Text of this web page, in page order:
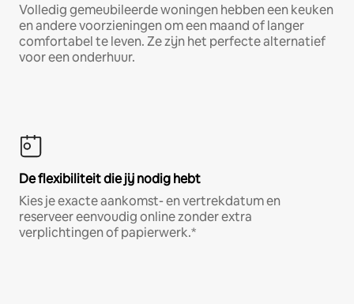
Volledig gemeubileerde woningen hebben een keuken
en andere voorzieningen om een maand of langer
comfortabel te leven. Ze zijn het perfecte alternatief
voor een onderhuur.
De flexibiliteit die jij nodig hebt
Kies je exacte aankomst- en vertrekdatum en
reserveer eenvoudig online zonder extra
verplichtingen of papierwerk.*